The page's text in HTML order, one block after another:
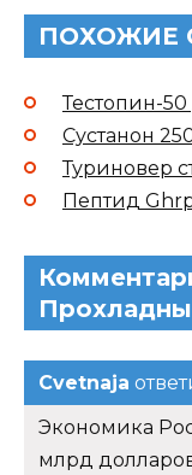
ПОХОЖИЕ
Тестопин-
Сустанон
Туриновер
Пептид
Cvetnaja
Экономика
млрд